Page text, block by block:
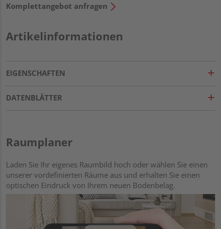
Komplettangebot anfragen
Artikelinformationen
EIGENSCHAFTEN
DATENBLÄTTER
Raumplaner
Laden Sie Ihr eigenes Raumbild hoch oder wählen Sie einen
unserer vordefinierten Räume aus und erhalten Sie einen
optischen Eindruck von Ihrem neuen Bodenbelag.